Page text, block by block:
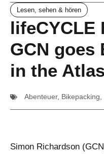
Lesen, sehen & hören
lifeCYCLE
GCN goes
in the
Abenteuer, Bikepacking,
Simon Richardson